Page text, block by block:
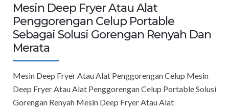
Mesin Deep Fryer Atau Alat
Penggorengan Celup Portable
Sebagai Solusi Gorengan Renyah Dan
Merata
Mesin Deep Fryer Atau Alat Penggorengan Celup Mesin
Deep Fryer Atau Alat Penggorengan Celup Portable Solusi
Gorengan Renyah Mesin Deep Fryer Atau Alat